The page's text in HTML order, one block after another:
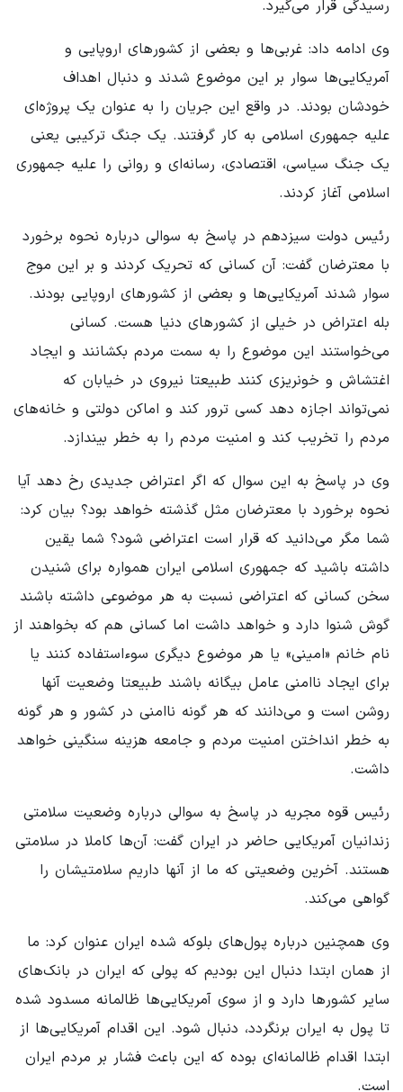
رسیدگی قرار می‌گیرد.
وی ادامه داد: غربی‌ها و بعضی از کشورهای اروپایی و
آمریکایی‌ها سوار بر این موضوع شدند و دنبال اهداف
خودشان بودند. در واقع این جریان را به عنوان یک پروژه‌ای
علیه جمهوری اسلامی به کار گرفتند. یک جنگ ترکیبی یعنی
یک جنگ سیاسی، اقتصادی، رسانه‌ای و روانی را علیه جمهوری
اسلامی آغاز کردند.
رئیس دولت سیزدهم در پاسخ به سوالی درباره نحوه برخورد
با معترضان گفت: آن کسانی که تحریک کردند و بر این موج
سوار شدند آمریکایی‌ها و بعضی از کشورهای اروپایی بودند.
بله اعتراض در خیلی از کشورهای دنیا هست. کسانی
می‌خواستند این موضوع را به سمت مردم بکشانند و ایجاد
اغتشاش و خونریزی کنند طبیعتا نیروی در خیابان که
نمی‌تواند اجازه دهد کسی ترور کند و اماکن دولتی و خانه‌های
مردم را تخریب کند و امنیت مردم را به خطر بیندازد.
وی در پاسخ به این سوال که اگر اعتراض جدیدی رخ دهد آیا
نحوه برخورد با معترضان مثل گذشته خواهد بود؟ بیان کرد:
شما مگر می‌دانید که قرار است اعتراضی شود؟ شما یقین
داشته باشید که جمهوری اسلامی ایران همواره برای شنیدن
سخن کسانی که اعتراضی نسبت به هر موضوعی داشته باشند
گوش شنوا دارد و خواهد داشت اما کسانی هم که بخواهند از
نام خانم «امینی» یا هر موضوع دیگری سوءاستفاده کنند یا
برای ایجاد ناامنی عامل بیگانه باشند طبیعتا وضعیت آنها
روشن است و می‌دانند که هر گونه ناامنی در کشور و هر گونه
به خطر انداختن امنیت مردم و جامعه هزینه سنگینی خواهد
داشت.
رئیس قوه مجریه در پاسخ به سوالی درباره وضعیت سلامتی
زندانیان آمریکایی حاضر در ایران گفت: آن‌ها کاملا در سلامتی
هستند. آخرین وضعیتی که ما از آنها داریم سلامتیشان را
گواهی می‌کند.
وی همچنین درباره پول‌های بلوکه شده ایران عنوان کرد: ما
از همان ابتدا دنبال این بودیم که پولی که ایران در بانک‌های
سایر کشورها دارد و از سوی آمریکایی‌ها ظالمانه مسدود شده
تا پول به ایران برنگردد، دنبال شود. این اقدام آمریکایی‌ها از
ابتدا اقدام ظالمانه‌ای بوده که این باعث فشار بر مردم ایران
است.